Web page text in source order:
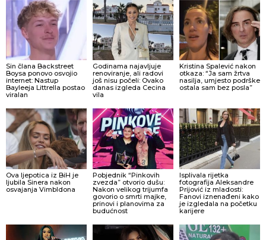
Sin člana Backstreet
Boysa ponovo osvojio
internet: Nastup
Bayleeja Littrella postao
viralan
Godinama najavljuje
renoviranje, ali radovi
još nisu počeli: Ovako
danas izgleda Cecina
vila
Kristina Spalević nakon
otkaza: “Ja sam žrtva
nasilja, umjesto podrške
ostala sam bez posla”
Ova ljepotica iz BiH je
ljubila Sinera nakon
osvajanja Vimbldona
Pobjednik “Pinkovih
zvezda” otvorio dušu:
Nakon velikog trijumfa
govorio o smrti majke,
prinovi i planovima za
budućnost
Isplivala rijetka
fotografija Aleksandre
Prijović iz mladosti:
Fanovi iznenađeni kako
je izgledala na početku
karijere